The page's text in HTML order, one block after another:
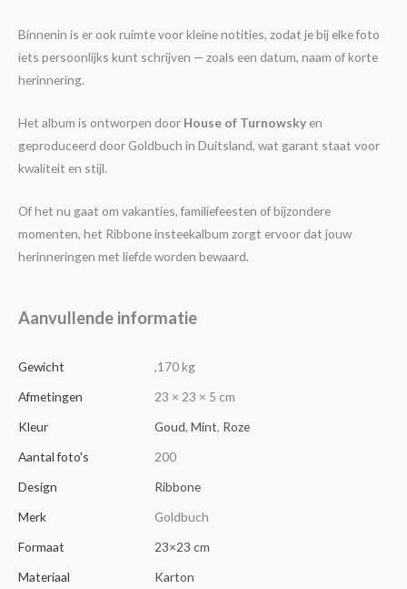
Binnenin is er ook ruimte voor kleine notities, zodat je bij elke foto
iets persoonlijks kunt schrijven — zoals een datum, naam of korte
herinnering.
Het album is ontworpen door House of Turnowsky en
geproduceerd door Goldbuch in Duitsland, wat garant staat voor
kwaliteit en stijl.
Of het nu gaat om vakanties, familiefeesten of bijzondere
momenten, het Ribbone insteekalbum zorgt ervoor dat jouw
herinneringen met liefde worden bewaard.
Aanvullende informatie
Gewicht
,170 kg
Afmetingen
23 × 23 × 5 cm
Kleur
Goud, Mint, Roze
Aantal foto's
200
Design
Ribbone
Merk
Goldbuch
Formaat
23×23 cm
Materiaal
Karton